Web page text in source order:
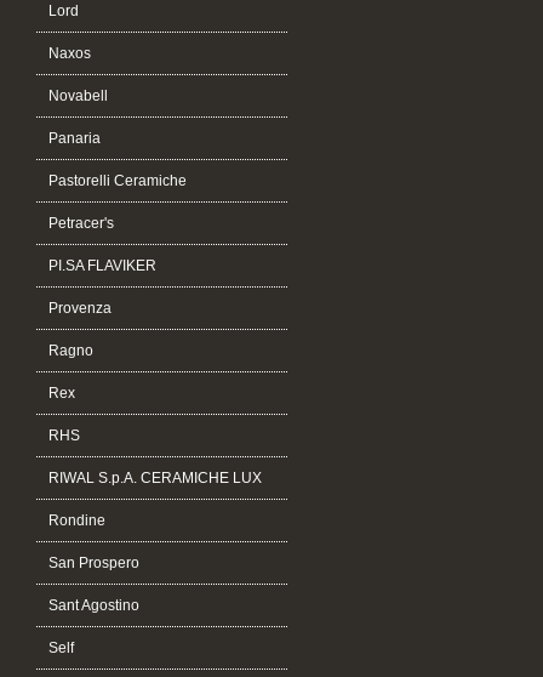
Lord
Naxos
Novabell
Panaria
Pastorelli Ceramiche
Petracer's
PI.SA FLAVIKER
Provenza
Ragno
Rex
RHS
RIWAL S.p.A. CERAMICHE LUX
Rondine
San Prospero
Sant Agostino
Self